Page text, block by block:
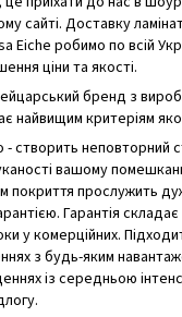
сайті. Доставку
Eiche робимо по всій
ціни та якості.
бренд з
найвищим критеріям
- створить неповторний
вашому
покриття прослужить
Гарантія
у комерційних.
з будь-яким
із середньою